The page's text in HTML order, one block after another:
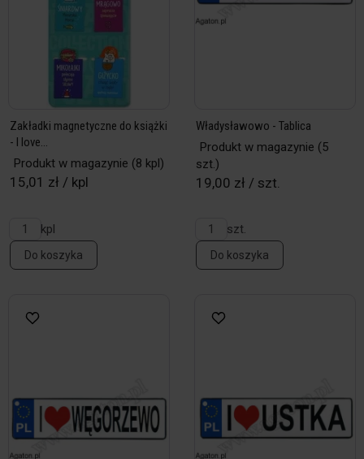
Zakładki magnetyczne do książki
- I love...
Produkt w magazynie (8 kpl)
15,01 zł / kpl
kpl
Do koszyka
Władysławowo - Tablica
Produkt w magazynie (5
szt.)
19,00 zł / szt.
szt.
Do koszyka